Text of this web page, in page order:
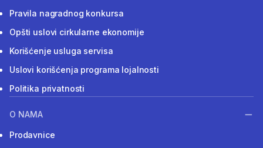
Pravila nagradnog konkursa
Opšti uslovi cirkularne ekonomije
Korišćenje usluga servisa
Uslovi korišćenja programa lojalnosti
Politika privatnosti
O NAMA
Prodavnice